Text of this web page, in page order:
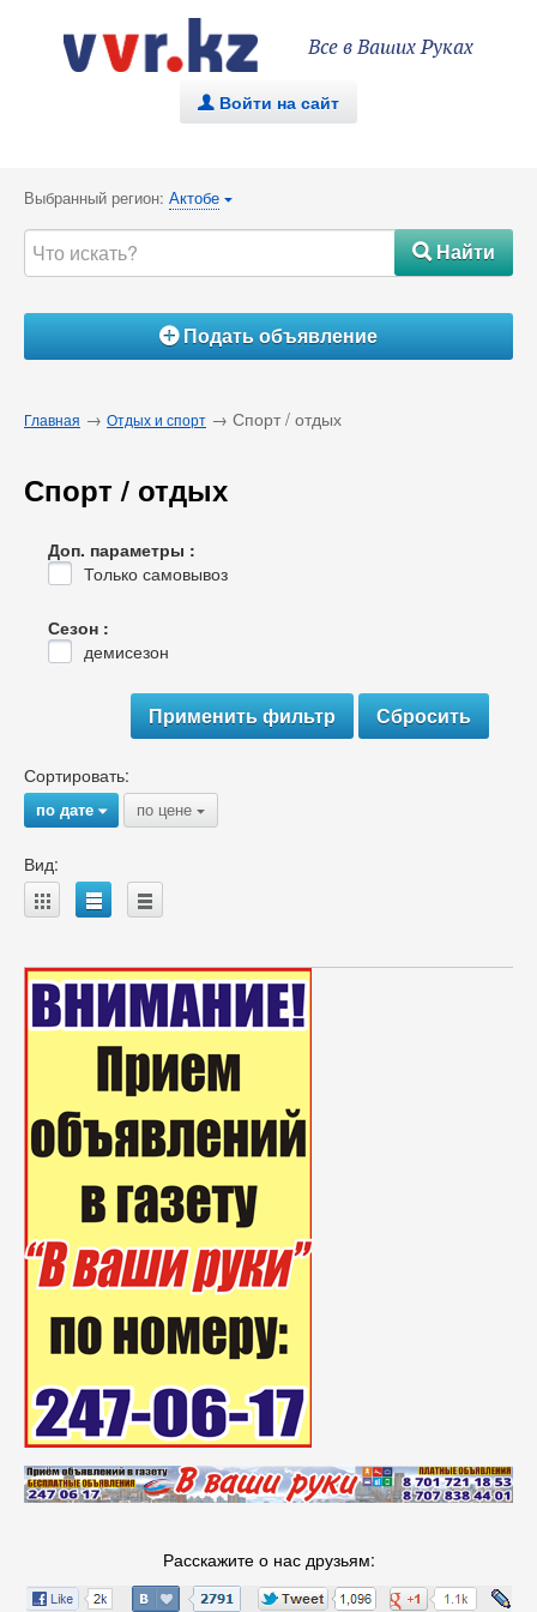
Все в Ваших Руках
. Войти на сайт
Выбранный регион: Актобе {
#Найти
ÁПодать объявление
Главная → Отдых и спорт → Спорт / отдых
Спорт / отдых
Доп. параметры :
Только самовывоз
Сезон :
демисезон
Сортировать:
по дате{ по цене {
Вид:
A B C
Расскажите о нас друзьям: